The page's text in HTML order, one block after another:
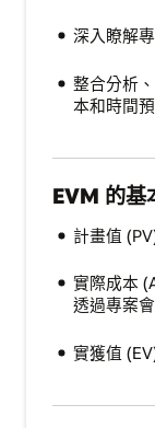
深入瞭解
整合分析
本和時間
EVM 的基
計畫值
實際成本
透過專案
實獲值